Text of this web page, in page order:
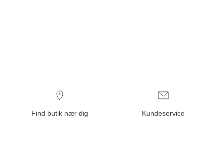
Find butik nær dig Kundeservice